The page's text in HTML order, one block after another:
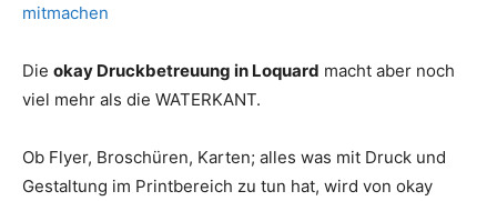
mitmachen
Die okay Druckbetreuung in Loquard macht aber noch
viel mehr als die WATERKANT.
Ob Flyer, Broschüren, Karten; alles was mit Druck und
Gestaltung im Printbereich zu tun hat, wird von okay